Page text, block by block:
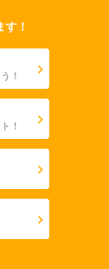
！
！
！